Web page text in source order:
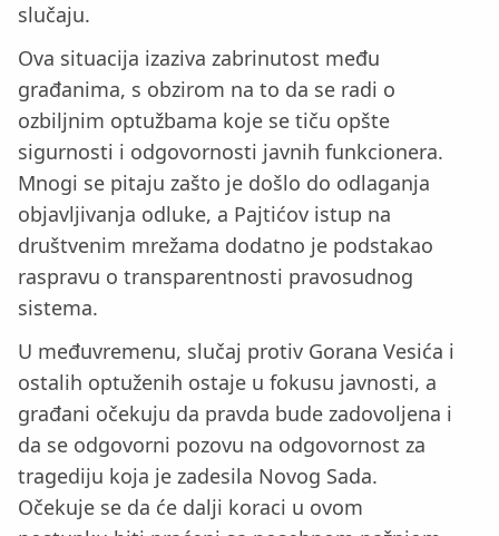
slučaju.
Ova situacija izaziva zabrinutost među
građanima, s obzirom na to da se radi o
ozbiljnim optužbama koje se tiču opšte
sigurnosti i odgovornosti javnih funkcionera.
Mnogi se pitaju zašto je došlo do odlaganja
objavljivanja odluke, a Pajtićov istup na
društvenim mrežama dodatno je podstakao
raspravu o transparentnosti pravosudnog
sistema.
U međuvremenu, slučaj protiv Gorana Vesića i
ostalih optuženih ostaje u fokusu javnosti, a
građani očekuju da pravda bude zadovoljena i
da se odgovorni pozovu na odgovornost za
tragediju koja je zadesila Novog Sada.
Očekuje se da će dalji koraci u ovom